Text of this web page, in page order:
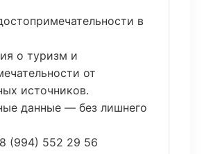
в
о туризм и
от
источников.
данные — без лишнего
8 (994) 552 29 56